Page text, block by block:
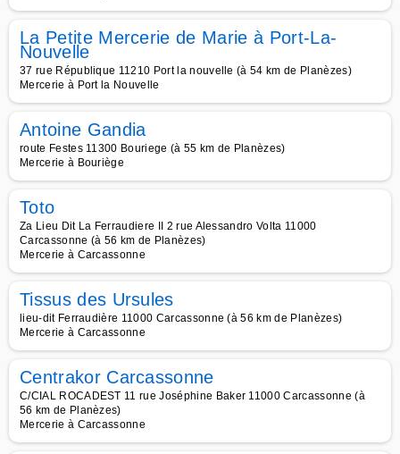
La Petite Mercerie de Marie à Port-La-
Nouvelle
37 rue République 11210 Port la nouvelle (à 54 km de Planèzes)
Mercerie à Port la Nouvelle
Antoine Gandia
route Festes 11300 Bouriege (à 55 km de Planèzes)
Mercerie à Bouriège
Toto
Za Lieu Dit La Ferraudiere II 2 rue Alessandro Volta 11000
Carcassonne (à 56 km de Planèzes)
Mercerie à Carcassonne
Tissus des Ursules
lieu-dit Ferraudière 11000 Carcassonne (à 56 km de Planèzes)
Mercerie à Carcassonne
Centrakor Carcassonne
C/CIAL ROCADEST 11 rue Joséphine Baker 11000 Carcassonne (à
56 km de Planèzes)
Mercerie à Carcassonne